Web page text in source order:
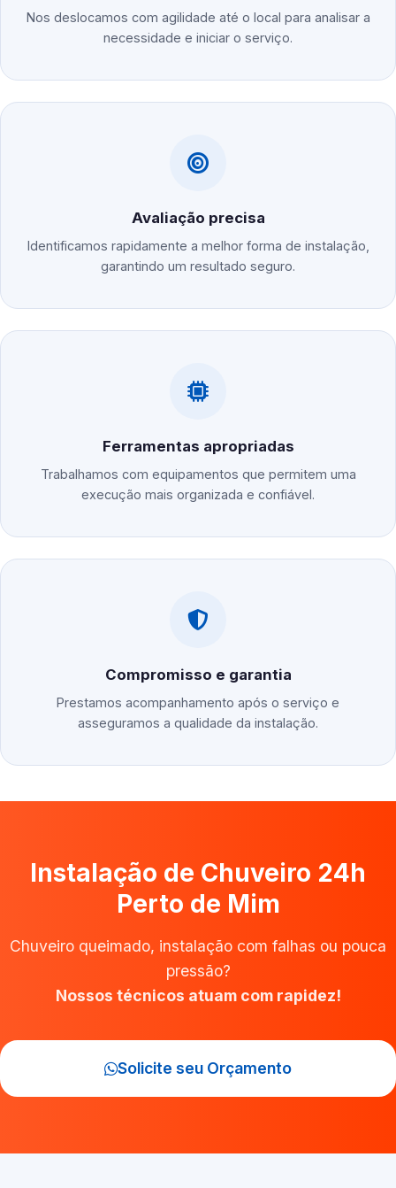
Nos deslocamos com agilidade até o local para analisar a
necessidade e iniciar o serviço.
Avaliação precisa
Identificamos rapidamente a melhor forma de instalação,
garantindo um resultado seguro.
Ferramentas apropriadas
Trabalhamos com equipamentos que permitem uma
execução mais organizada e confiável.
Compromisso e garantia
Prestamos acompanhamento após o serviço e
asseguramos a qualidade da instalação.
Instalação de Chuveiro 24h
Perto de Mim
Chuveiro queimado, instalação com falhas ou pouca
pressão?
Nossos técnicos atuam com rapidez!
Solicite seu Orçamento